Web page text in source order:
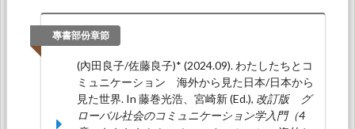
子 (2024.08).從學習者自主性看國際合作學習的
意義與教師角色（日文原題：学習者オートノミ
ーからみる国際協働学習の意義と教師役
割）. Paper presented at ICJLE2024日本語教育
國際研究大會, University of Wisconsin-
Madison: 全美日本語教育學會（AATJ）,加拿大
日本語教育振興會（CAJLE）.
專書部份章節
(內田良子/佐藤良子)* (2024.09). わたしたちとコ
ミュニケーション 海外から見た日本/日本から
見た世界. In 藤巻光浩、宮崎新 (Ed.), 改訂版 グ
ローバル社会のコミュニケーション学入門（4